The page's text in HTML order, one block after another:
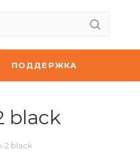
ПОДДЕРЖКА
black
2 black